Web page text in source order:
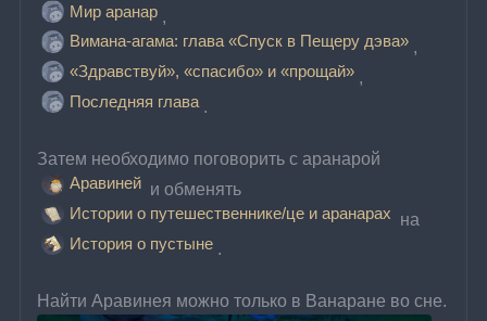
Мир аранар ,
Вимана-агама: глава «Спуск в Пещеру дэва» ,
«Здравствуй», «спасибо» и «прощай»
Последняя глава .
Затем необходимо поговорить с аранарой
Аравиней и обменять
Истории о путешественнике/це и аранарах на
История о пустыне .
Найти Аравинея можно только в Ванаране во сне.